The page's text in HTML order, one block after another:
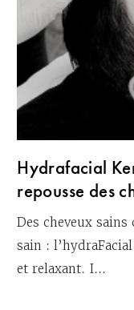
Hydrafacial
repousse des
Des cheveux
sain :
et relaxant. I...